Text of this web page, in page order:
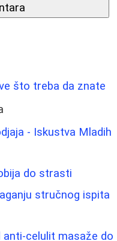
što treba da znate
- Iskustva Mladih
do strasti
stručnog ispita
anti-celulit masaže do